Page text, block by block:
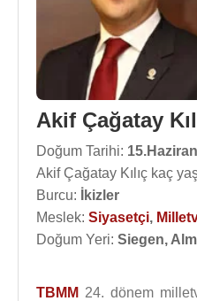
Akif Çağatay
Doğum Tarihi:
Akif Çağatay Kılıç kaç
Burcu:
İkizler
Meslek: Siyasetçi,
Doğum Yeri: Siegen,
TBMM 24. dönem